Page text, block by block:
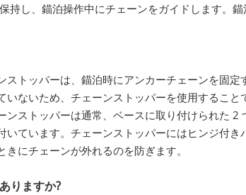
持し、錨泊操作中にチェーンをガイドします。
トッパーは、錨泊時にアンカーチェーンを固
いないため、チェーンストッパーを使用するこ
ストッパーは通常、ベースに取り付けられた
いています。チェーンストッパーにはヒンジ付
にチェーンが外れるのを防ぎます。
りますか?